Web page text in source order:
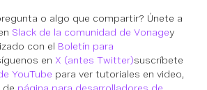
o algo que compartir? Únete a
Slack de la comunidad de Vonagey
con el Boletín para
en X (antes Twitter)suscríbete
YouTube para ver tutoriales en video,